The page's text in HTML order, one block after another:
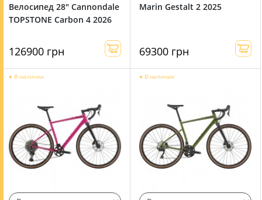
Велосипед 28" Cannondale
TOPSTONE Carbon 4 2026
126900 грн
Marin Gestalt 2 2025
69300 грн
● В наличии ● В наличии